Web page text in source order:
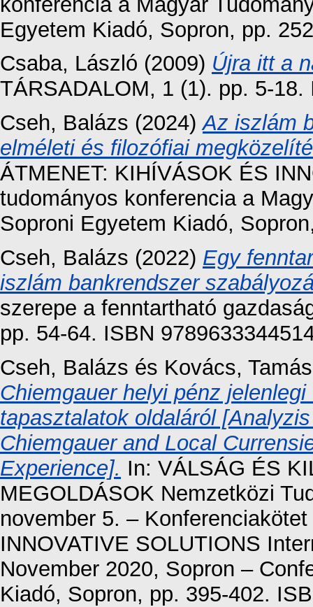
Egyetem Kiadó, Sopron, pp.
Csaba, László (2009) Újra itt a
TÁRSADALOM, 1 (1). pp. 5-18.
Cseh, Balázs (2024)Az iszlám
elméleti és filozófiai
ÁTMENET: KIHÍVÁSOK ÉS
tudományos konferencia a
Soproni Egyetem Kiadó,
Cseh, Balázs (2022) Egy
iszlám bankrendszer
szerepe a fenntartható
pp. 54-64. ISBN
Cseh, Balázs és Kovács, Tamás
Chiemgauer helyi pénz
tapasztalatok oldaláról
Chiemgauer and Local
Experience]. In: VÁLSÁG ÉS
MEGOLDÁSOK Nemzetközi
november 5. –
INNOVATIVE SOLUTIONS
November 2020, Sopron –
Kiadó, Sopron, pp. 395-402.